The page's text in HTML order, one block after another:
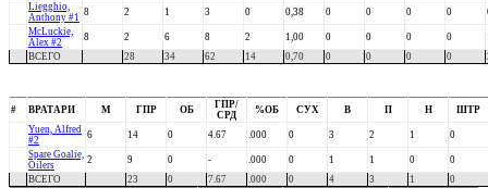
Liegghio,
Anthony #1 8 2 1 3 0 0,38 0 0 0 0
McLuckie,
Alex #2
8 2 6 8 2 1,00 0 0 0 0
ВСЕГО
28 34 62 14 0,70 0 0 0 0
# ВРАТАРИ М ГПР ОБ
ГПР/
СРД
%ОБ СУХ В П Н
ШТР
Yuen, Alfred
#2
6 14 0 4.67 .000 0 3 2 1
0
Spare Goalie,
Oilers
2 9 0 - .000 0 1 1 0
0
ВСЕГО
23 0 7.67 .000 0 4 3 1
0